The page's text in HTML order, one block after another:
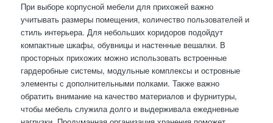
При выборе корпусной мебели для прихожей важно
учитывать размеры помещения, количество пользователей и
стиль интерьера. Для небольших коридоров подойдут
компактные шкафы, обувницы и настенные вешалки. В
просторных прихожих можно использовать встроенные
гардеробные системы, модульные комплексы и островные
элементы с дополнительными полками. Также важно
обратить внимание на качество материалов и фурнитуры,
чтобы мебель служила долго и выдерживала ежедневные